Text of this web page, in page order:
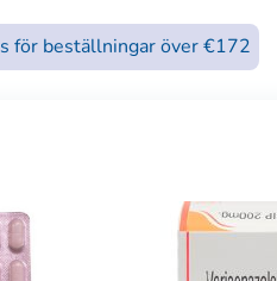
för beställningar över €172